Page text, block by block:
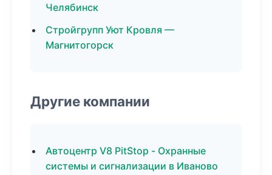
Челябинск
Стройгрупп Уют Кровля —
Магнитогорск
Другие компании
Автоцентр V8 PitStop - Охранные
системы и сигнализации в Иваново